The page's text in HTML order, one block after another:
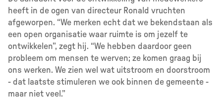
heeft in de ogen van directeur Ronald vruchten
afgeworpen. “We merken echt dat we bekendstaan als
een open organisatie waar ruimte is om jezelf te
ontwikkelen”, zegt hij. “We hebben daardoor geen
probleem om mensen te werven; ze komen graag bij
ons werken. We zien wel wat uitstroom en doorstroom
- dat laatste stimuleren we ook binnen de gemeente -
maar niet veel.”